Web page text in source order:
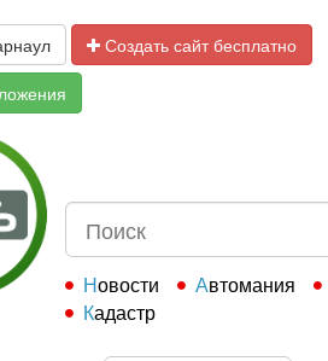
Создать сайт бесплатно
Новости
Автомания
Кадастр